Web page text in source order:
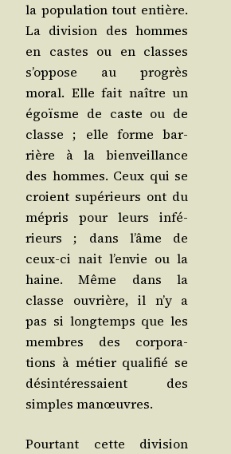
la popu­la­tion tout entière.
La divi­sion des hommes
en castes ou en classes
s’op­pose au pro­grès
moral. Elle fait naître un
égoïsme de caste ou de
classe ; elle forme bar­
rière à la bien­veillance
des hommes. Ceux qui se
croient supé­rieurs ont du
mépris pour leurs infé­
rieurs ; dans l’âme de
ceux-ci nait l’en­vie ou la
haine. Même dans la
classe ouvrière, il n’y a
pas si long­temps que les
membres des cor­po­ra­
tions à métier qua­li­fié se
dés­in­té­res­saient des
simples manœuvres.
Pour­tant cette divi­sion